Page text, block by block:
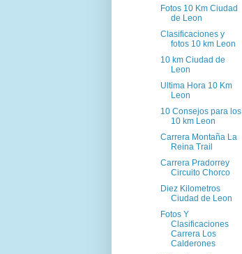
Fotos 10 Km Ciudad
de Leon
Clasificaciones y
fotos 10 km Leon
10 km Ciudad de
Leon
Ultima Hora 10 Km
Leon
10 Consejos para los
10 km Leon
Carrera Montaña La
Reina Trail
Carrera Pradorrey
Circuito Chorco
Diez Kilometros
Ciudad de Leon
Fotos Y
Clasificaciones
Carrera Los
Calderones